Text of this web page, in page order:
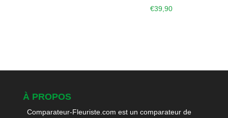
€39,90
À PROPOS
Comparateur-Fleuriste.com est un comparateur de